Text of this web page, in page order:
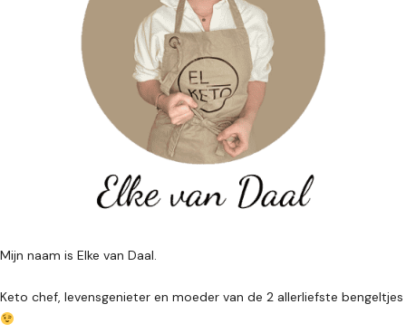
Mijn naam is Elke van Daal.
Keto chef, levensgenieter en moeder van de 2 allerliefste bengeltjes